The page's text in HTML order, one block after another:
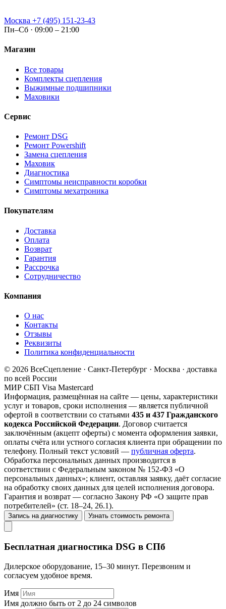
Москва +7 (495) 151-23-43
Пн–Сб · 09:00 – 21:00
Магазин
Все товары
Комплекты сцепления
Выжимные подшипники
Маховики
Сервис
Ремонт DSG
Ремонт Powershift
Замена сцепления
Маховик
Диагностика
Симптомы неисправности коробки
Симптомы мехатроника
Покупателям
Доставка
Оплата
Возврат
Гарантия
Рассрочка
Сотрудничество
Компания
О нас
Контакты
Отзывы
Реквизиты
Политика конфиденциальности
© 2026 ВсеСцепление · Санкт-Петербург · Москва · доставка
по всей России
МИР СБП Visa Mastercard
Информация, размещённая на сайте — цены, характеристики
услуг и товаров, сроки исполнения — является публичной
офертой в соответствии со статьями 435 и 437 Гражданского
кодекса Российской Федерации. Договор считается
заключённым (акцепт оферты) с момента оформления заявки,
оплаты счёта или устного согласия клиента при обращении по
телефону. Полный текст условий — публичная оферта.
Обработка персональных данных производится в
соответствии с Федеральным законом № 152-ФЗ «О
персональных данных»; клиент, оставляя заявку, даёт согласие
на обработку своих данных для целей исполнения договора.
Гарантия и возврат — согласно Закону РФ «О защите прав
потребителей» (ст. 18–24, 26.1).
Запись на диагностику Узнать стоимость ремонта
Бесплатная диагностика DSG в СПб
Дилерское оборудование, 15–30 минут. Перезвоним и
согласуем удобное время.
Имя
Имя должно быть от 2 до 24 символов